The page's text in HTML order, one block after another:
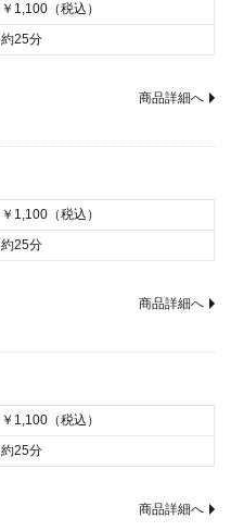
￥1,100（税込）
約25分
商品詳細へ
￥1,100（税込）
約25分
商品詳細へ
￥1,100（税込）
約25分
商品詳細へ